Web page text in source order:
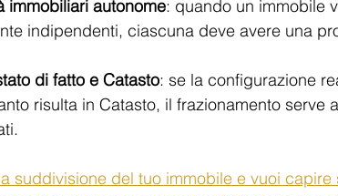
immobiliari autonome: quando un immobile
indipendenti, ciascuna deve avere una
di fatto e Catasto: se la configurazione
risulta in Catasto, il frazionamento serve
suddivisione del tuo immobile e vuoi capire